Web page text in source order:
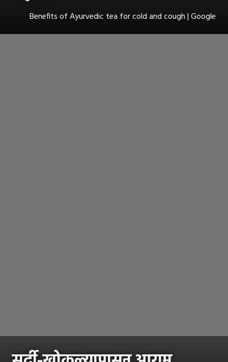
Benefits of Ayurvedic tea for cold and cough | Google